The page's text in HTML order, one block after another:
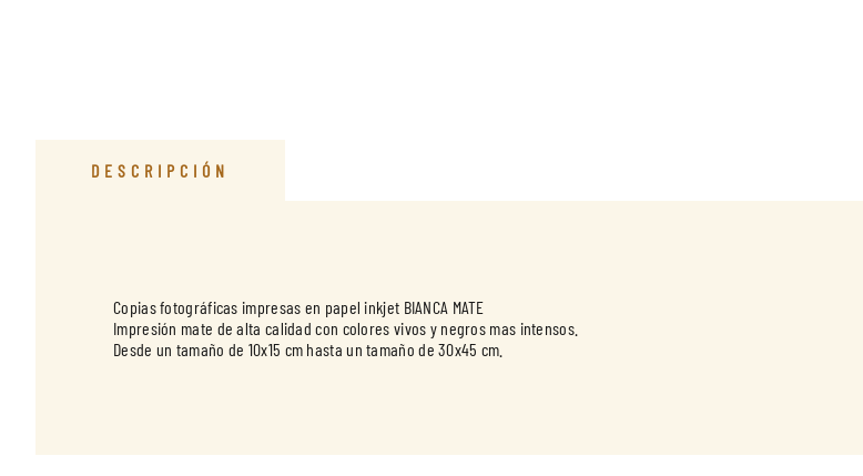
DESCRIPCIÓN
Copias fotográficas impresas en papel inkjet BIANCA MATE
Impresión mate de alta calidad con colores vivos y negros mas intensos.
Desde un tamaño de 10x15 cm hasta un tamaño de 30x45 cm.